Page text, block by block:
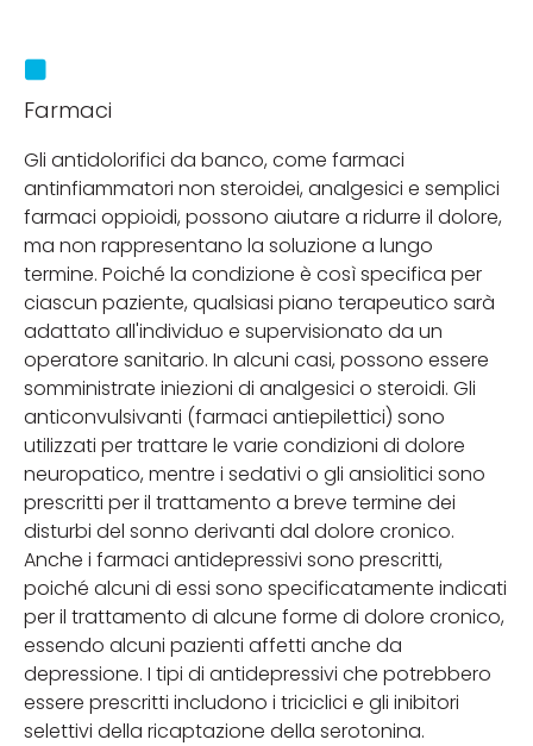
Farmaci
Gli antidolorifici da banco, come farmaci
antinfiammatori non steroidei, analgesici e semplici
farmaci oppioidi, possono aiutare a ridurre il dolore,
ma non rappresentano la soluzione a lungo
termine. Poiché la condizione è così specifica per
ciascun paziente, qualsiasi piano terapeutico sarà
adattato all'individuo e supervisionato da un
operatore sanitario. In alcuni casi, possono essere
somministrate iniezioni di analgesici o steroidi. Gli
anticonvulsivanti (farmaci antiepilettici) sono
utilizzati per trattare le varie condizioni di dolore
neuropatico, mentre i sedativi o gli ansiolitici sono
prescritti per il trattamento a breve termine dei
disturbi del sonno derivanti dal dolore cronico.
Anche i farmaci antidepressivi sono prescritti,
poiché alcuni di essi sono specificatamente indicati
per il trattamento di alcune forme di dolore cronico,
essendo alcuni pazienti affetti anche da
depressione. I tipi di antidepressivi che potrebbero
essere prescritti includono i triciclici e gli inibitori
selettivi della ricaptazione della serotonina.